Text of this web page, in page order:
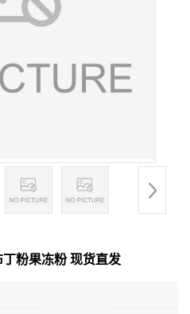
粉果冻粉 现货直发